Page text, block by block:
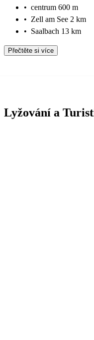
• centrum 600 m
• Zell am See 2 km
• Saalbach 13 km
Přečtěte si více
Lyžování a